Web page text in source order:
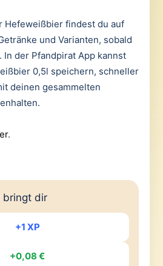
Hefeweißbier findest du auf
und Varianten, sobald
In der Pfandpirat App kannst
0,5l speichern, schneller
deinen gesammelten
.
bringt dir
+1 XP
+0,08 €